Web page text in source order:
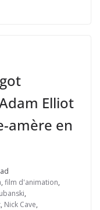
Elliot
amère en
, film d'animation,
,
, Nick Cave,